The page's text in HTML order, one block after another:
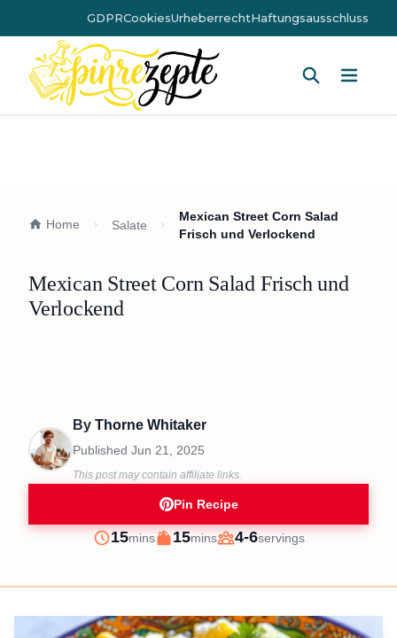
GDPRCookiesUrheberrechtHaftungsausschluss
Home Salate
Mexican Street Corn Salad
Frisch und Verlockend
Mexican Street Corn Salad Frisch und
Verlockend
By Thorne Whitaker
Published Jun 21, 2025
This post may contain affiliate links.
Pin Recipe
Prep
15minutes
mins
Cook
15minutes
mins
Servings
4-6servings